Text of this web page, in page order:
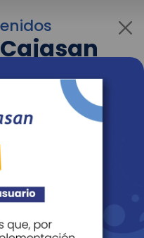
Cajasan
de tu interés más
menú